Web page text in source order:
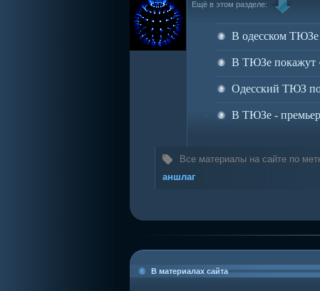
Ещё в этом разделе:
В одесском ТЮЗе
В ТЮЗе покажут
Одесский ТЮЗ
В ТЮЗе -
Все материалы на сайте по
аншлаг
В материалах сайта